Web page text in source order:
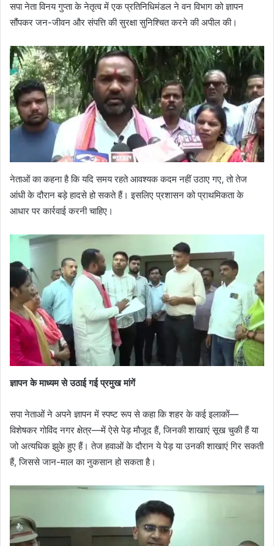
सपा नेता विनय गुप्ता के नेतृत्व में एक प्रतिनिधिमंडल ने वन विभाग को ज्ञापन
सौंपकर जन-जीवन और संपत्ति की सुरक्षा सुनिश्चित करने की अपील की।
नेताओं का कहना है कि यदि समय रहते आवश्यक कदम नहीं उठाए गए, तो तेज
आंधी के दौरान बड़े हादसे हो सकते हैं। इसलिए प्रशासन को प्राथमिकता के
आधार पर कार्रवाई करनी चाहिए।
ज्ञापन के माध्यम से उठाई गई प्रमुख मांगें
सपा नेताओं ने अपने ज्ञापन में स्पष्ट रूप से कहा कि शहर के कई इलाकों—
विशेषकर गोविंद नगर क्षेत्र—में ऐसे पेड़ मौजूद हैं, जिनकी शाखाएं सूख चुकी हैं या
जो अत्यधिक झुके हुए हैं। तेज हवाओं के दौरान ये पेड़ या उनकी शाखाएं गिर सकती
हैं, जिससे जान-माल का नुकसान हो सकता है।